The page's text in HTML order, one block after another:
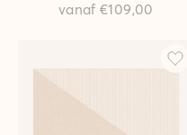
vanaf€109,00